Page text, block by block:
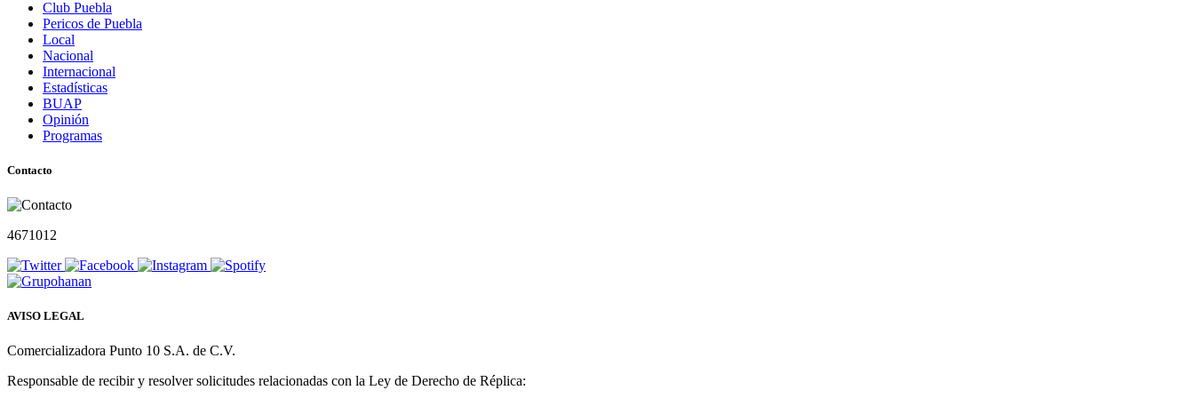
Club Puebla
Pericos de Puebla
Local
Nacional
Internacional
Estadísticas
BUAP
Opinión
Programas
Contacto
4671012
AVISO LEGAL
Comercializadora Punto 10 S.A. de C.V.
Responsable de recibir y resolver solicitudes relacionadas con la Ley de Derecho de Réplica: